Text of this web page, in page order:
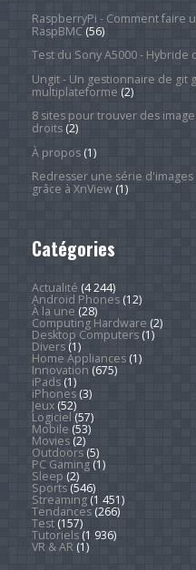
RaspberryPi - Comment faire
RaspBMC(56)
Test du Sony A5000 - Hybride
Ungit - Un gestionnaire de git
multiplateforme (2)
8 sites pour trouver des
droits(2)
À propos(1)
Redresser une série
grâce à XnView(1)
Catégories
Actualité (4 244)
Android Phones(12)
À la une (28)
Computing Hardware (2)
Desktop Computers(1)
Divers(1)
Home Appliances(1)
Innovation (675)
iPads(1)
iPhones(3)
Jeux(52)
Logiciel (57)
Mobile (53)
Movies(2)
Outdoors(5)
PC Gaming(1)
Sleep (2)
Sports(546)
Streaming(1 451)
Tendances(266)
Test(157)
Tutoriels(1 936)
VR & AR(1)